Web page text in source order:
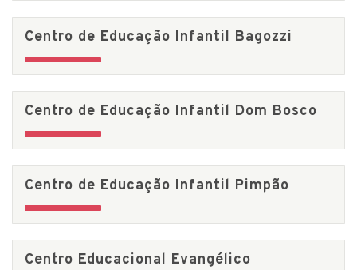
Centro de Educação Infantil Bagozzi
Centro de Educação Infantil Dom Bosco
Centro de Educação Infantil Pimpão
Centro Educacional Evangélico